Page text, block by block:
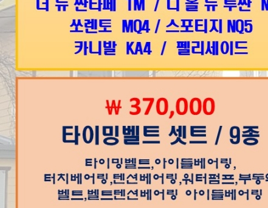
차량이 여러대 있어서 현재 운행하지는 않습니다
댓글 1
조은카랜드
2024.08.09 08:26 작업가능합니다..다